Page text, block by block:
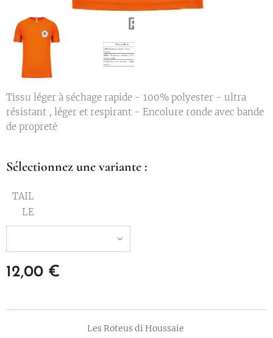
Tissu léger à séchage rapide - 100% polyester - ultra
résistant , léger et respirant - Encolure ronde avec bande
de propreté
Sélectionnez une variante :
TAIL
LE
12,00 €
Les Roteus di Houssaie